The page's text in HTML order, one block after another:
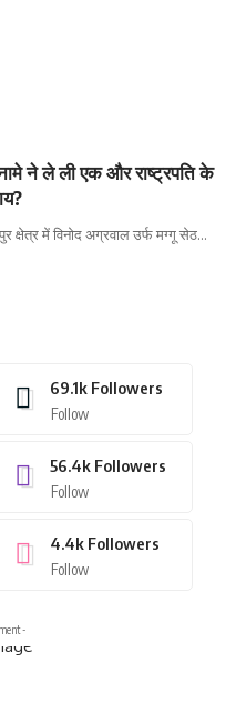
ने ले ली एक और राष्ट्रपति के
क्षेत्र में विनोद अग्रवाल उर्फ मग्गू सेठ…
69.1k Followers
Follow
56.4k Followers
Follow
4.4k Followers
Follow
-